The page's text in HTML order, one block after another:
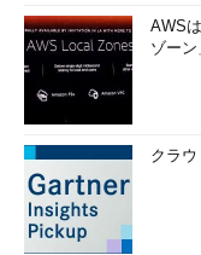
AWS
ゾー
クラ